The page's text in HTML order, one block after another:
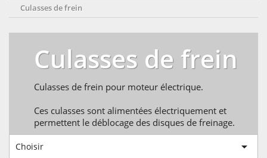
Culasses de frein
Culasses de frein
Culasses de frein pour moteur électrique.
Ces culasses sont alimentées électriquement et
permettent le déblocage des disques de freinage.
Choisir 